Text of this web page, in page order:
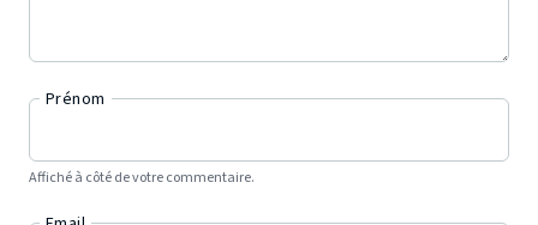
Prénom
Affiché à côté de votre commentaire.